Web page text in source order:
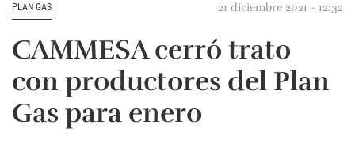
PLAN GAS 21 diciembre 2021 - 12:32
CAMMESA cerró trato
con productores del Plan
Gas para enero